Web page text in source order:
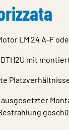
LM 24 A-F
mit